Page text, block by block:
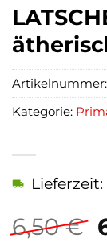
6,50€
Artikelnummer:
Kategorie: